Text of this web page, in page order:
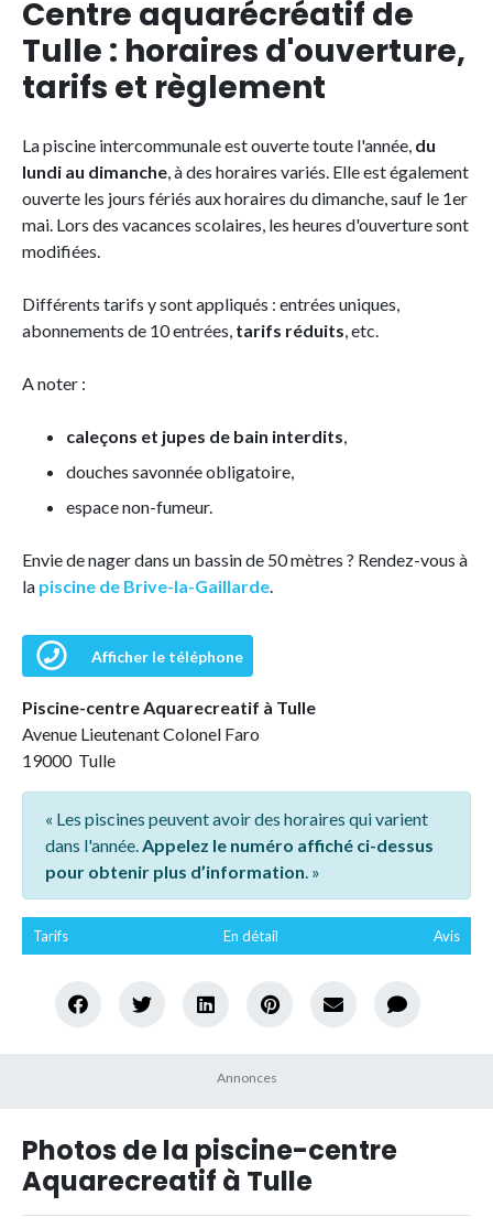
Centre aquarécréatif de
Tulle : horaires d'ouverture,
tarifs et règlement
La piscine intercommunale est ouverte toute l'année, du
lundi au dimanche, à des horaires variés. Elle est également
ouverte les jours fériés aux horaires du dimanche, sauf le 1er
mai. Lors des vacances scolaires, les heures d'ouverture sont
modifiées.
Différents tarifs y sont appliqués : entrées uniques,
abonnements de 10 entrées, tarifs réduits, etc.
A noter :
caleçons et jupes de bain interdits,
douches savonnée obligatoire,
espace non-fumeur.
Envie de nager dans un bassin de 50 mètres ? Rendez-vous à
la piscine de Brive-la-Gaillarde.
Afficher le téléphone
Piscine-centre Aquarecreatif à Tulle
Avenue Lieutenant Colonel Faro
19000 Tulle
« Les piscines peuvent avoir des horaires qui varient
dans l'année.Appelez le numéro affiché ci-dessus
pour obtenir plus d’information. »
Tarifs En détail Avis
Photos de la piscine-centre
Aquarecreatif à Tulle